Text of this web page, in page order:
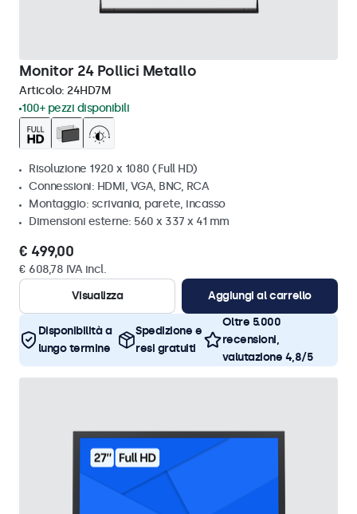
Monitor 24 Pollici Metallo
Articolo: 24HD7M
100+ pezzi disponibili
Risoluzione 1920 x 1080 (Full HD)
Connessioni: HDMI, VGA, BNC, RCA
Montaggio: scrivania, parete, incasso
Dimensioni esterne: 560 x 337 x 41 mm
€ 499,00
€ 608,78 IVA incl.
Visualizza
Aggiungi al carrello
Disponibilità a
lungo termine
Spedizione e
resi gratuiti
Oltre 5.000
recensioni,
valutazione 4,8/5